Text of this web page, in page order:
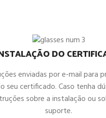
DO
enviadas por e-mail para
seu certificado. Caso tenha
sobre a instalação ou
suporte.